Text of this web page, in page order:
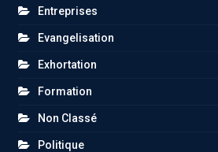
Entreprises
Evangelisation
Exhortation
Formation
Non Classé
Politique